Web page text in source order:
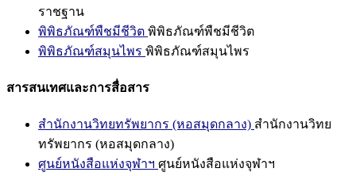
ราชฐาน
พิพิธภัณฑ์พืชมีชีวิต พิพิธภัณฑ์พืชมีชีวิต
พิพิธภัณฑ์สมุนไพร พิพิธภัณฑ์สมุนไพร
สารสนเทศและการสื่อสาร
สำนักงานวิทยทรัพยากร (หอสมุดกลาง) สำนักงานวิทย
ทรัพยากร (หอสมุดกลาง)
ศูนย์หนังสือแห่งจุฬาฯ ศูนย์หนังสือแห่งจุฬาฯ